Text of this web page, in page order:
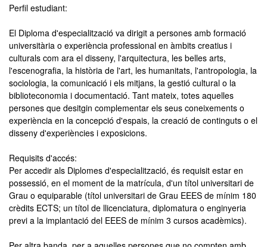
Perfil estudiant:
El Diploma d'especialització va dirigit a persones amb formació
universitària o experiència professional en àmbits creatius i
culturals com ara el disseny, l'arquitectura, les belles arts,
l'escenografia, la història de l'art, les humanitats, l'antropologia, la
sociologia, la comunicació i els mitjans, la gestió cultural o la
biblioteconomia i documentació. Tant mateix, totes aquelles
persones que desitgin complementar els seus coneixements o
experiència en la concepció d'espais, la creació de continguts o el
disseny d'experiències i exposicions.
Requisits d'accés:
Per accedir als Diplomes d'especialització, és requisit estar en
possessió, en el moment de la matrícula, d'un títol universitari de
Grau o equiparable (títol universitari de Grau EEES de mínim 180
crèdits ECTS; un títol de llicenciatura, diplomatura o enginyeria
previ a la implantació del EEES de mínim 3 cursos acadèmics).